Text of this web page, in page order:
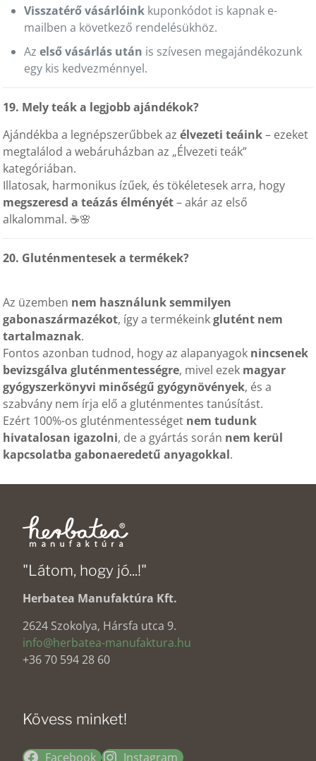
Visszatérő vásárlóink kuponkódot is kapnak e-
mailben a következő rendelésükhöz.
Azelső vásárlás után is szívesen megajándékozunk
egy kis kedvezménnyel.
19. Mely teák a legjobb ajándékok?
Ajándékba a legnépszerűbbek azélvezeti teáink– ezeket
megtalálod a webáruházban az „Élvezeti teák”
kategóriában.
Illatosak, harmonikus ízűek, és tökéletesek arra, hogy
megszeresd a teázás élményét– akár az első
alkalommal. ☕🌸
20. Gluténmentesek a termékek?
Az üzemben nem használunk semmilyen
gabonaszármazékot, így a termékeinkglutént nem
tartalmaznak.
Fontos azonban tudnod, hogy az alapanyagok nincsenek
bevizsgálva gluténmentességre, mivel ezek magyar
gyógyszerkönyvi minőségű gyógynövények, és a
szabvány nem írja elő a gluténmentes tanúsítást.
Ezért 100%-os gluténmentességet nem tudunk
hivatalosan igazolni, de a gyártás során nem kerül
kapcsolatba gabonaeredetű anyagokkal.
"Látom, hogy jó...!"
Herbatea Manufaktúra Kft.
2624 Szokolya, Hársfa utca 9.
info@herbatea-manufaktura.hu
+36 70 594 28 60
Kövess minket!
Facebook Instagram